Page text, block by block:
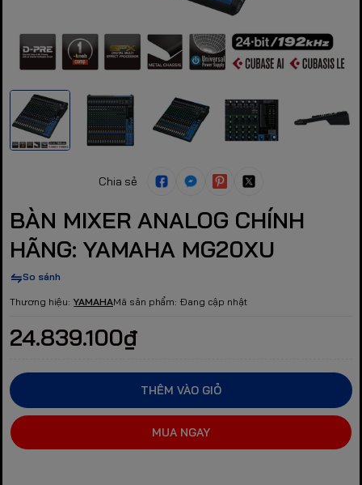
Chia sẻ
BÀN MIXER ANALOG CHÍNH
HÃNG: YAMAHA MG20XU
So sánh
Thương hiệu: YAMAHAMã sản phẩm: Đang cập nhật
24.839.100₫
THÊM VÀO GIỎ
MUA NGAY